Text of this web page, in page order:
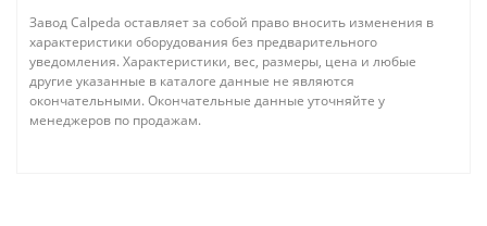
Завод Calpeda оставляет за собой право вносить изменения в
характеристики оборудования без предварительного
уведомления. Характеристики, вес, размеры, цена и любые
другие указанные в каталоге данные не являются
окончательными. Окончательные данные уточняйте у
менеджеров по продажам.